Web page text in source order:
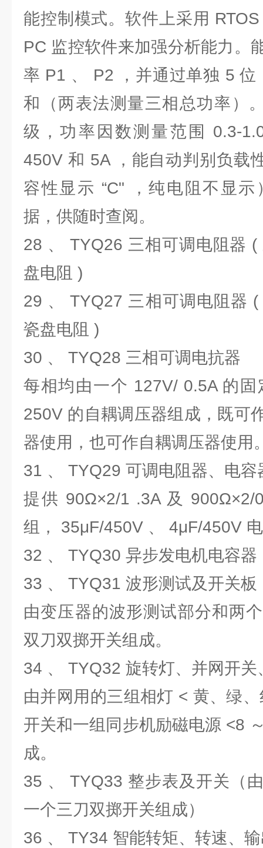
能控制模式。软件上采用
PC 监控软件来加强分析能力。
率 P1 、 P2 ，并通过单独 5 位
和（两表法测量三相总功率）
级，功率因数测量范围 0.3-
450V 和 5A ，能自动判别负载
容性显示 “C" ，纯电阻不显
据，供随时查阅。
28 、 TYQ26 三相可调电阻器
盘电阻 )
29 、 TYQ27 三相可调电阻器
瓷盘电阻 )
30 、 TYQ28 三相可调电抗器
每相均由一个 127V/ 0.5A 的
250V 的自耦调压器组成，既可
器使用，也可作自耦调压器使用
31 、 TYQ29 可调电阻器、电
提供 90Ω×2/1 .3A 及 900Ω×2/
组， 35μF/450V 、 4μF/450V
32 、 TYQ30 异步发电机电容器
33 、 TYQ31 波形测试及开关板
由变压器的波形测试部分和两
双刀双掷开关组成。
34 、 TYQ32 旋转灯、并网开
由并网用的三组相灯 < 黄、绿
开关和一组同步机励磁电源 <8
成。
35 、 TYQ33 整步表及开关（
一个三刀双掷开关组成）
36 、 TY34 智能转矩、转速、